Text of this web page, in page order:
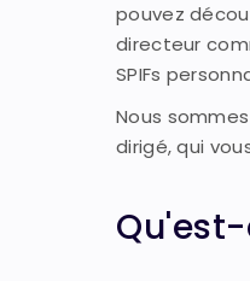
pouvez
directeur
SPIFs
Nous
dirigé, qui
Qu'est-